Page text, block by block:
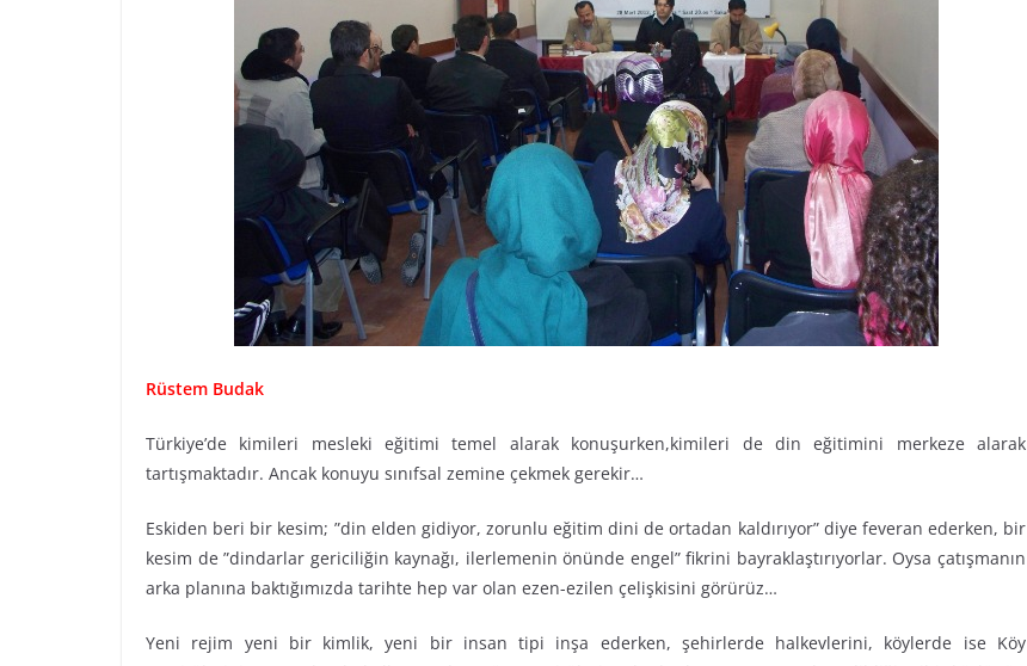
Rüstem Budak
Türkiye’de kimileri mesleki eğitimi temel alarak konuşurken,kimileri de din eğitimini merkeze alarak
tartışmaktadır. Ancak konuyu sınıfsal zemine çekmek gerekir…
Eskiden beri bir kesim; ”din elden gidiyor, zorunlu eğitim dini de ortadan kaldırıyor” diye feveran ederken, bir
kesim de ”dindarlar gericiliğin kaynağı, ilerlemenin önünde engel” fikrini bayraklaştırıyorlar. Oysa çatışmanın
arka planına baktığımızda tarihte hep var olan ezen-ezilen çelişkisini görürüz…
Yeni rejim yeni bir kimlik, yeni bir insan tipi inşa ederken, şehirlerde halkevlerini, köylerde ise Köy